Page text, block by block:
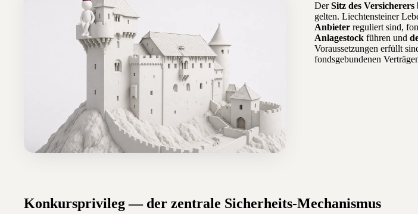
DerSitz des Versicherers
gelten. Liechtensteiner
Anbieter reguliert sind,
Anlagestock führen und
Voraussetzungen erfüllt
fondsgebundenen
Konkursprivileg — der zentrale Sicherheits-Mechanismus